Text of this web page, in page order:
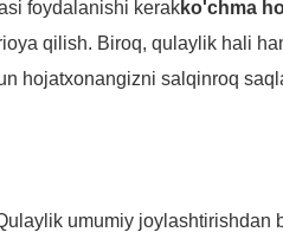
foydalanishi kerakko'chma
qilish. Biroq, qulaylik hali
hojatxonangizni salqinroq
umumiy joylashtirishdan